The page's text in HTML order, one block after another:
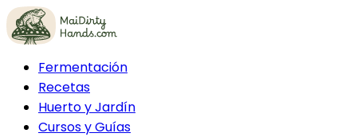
Fermentación
Recetas
Huerto y Jardín
Cursos y Guías